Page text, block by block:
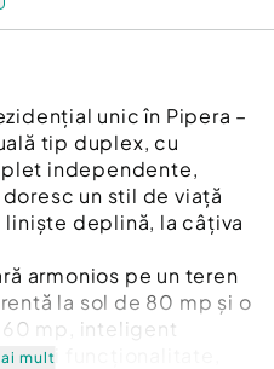
unic în Pipera –
tip duplex, cu
independente,
un stil de viață
deplină, la câțiva
armonios pe un teren
la sol de 80 mp și o
mp, inteligent
oferi funcționalitate,
mult